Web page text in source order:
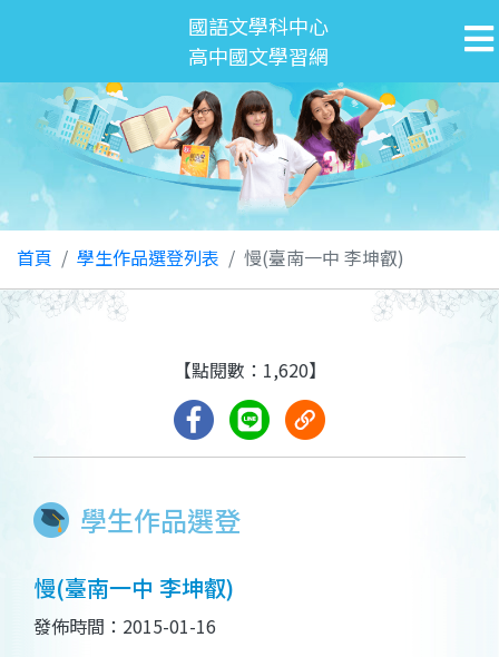
國語文學科中心
高中國文學習網
首頁 學生作品選登列表 慢(臺南一中 李坤叡)
學生作品選登
【點閱數：1,620】
慢(臺南一中 李坤叡)
發佈時間：2015-01-16